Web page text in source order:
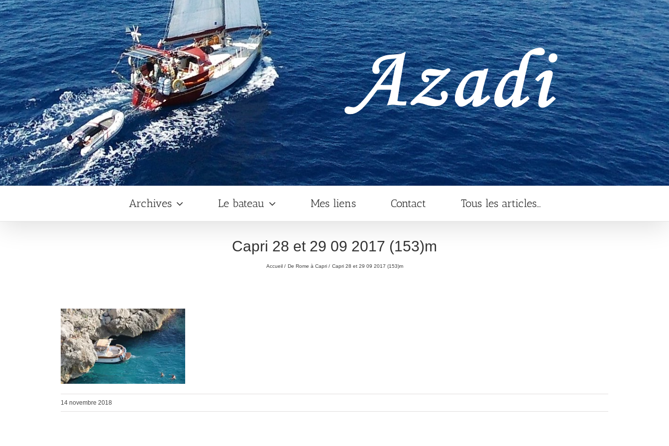
Archives Le bateau Mes liens Contact Tous les articles…
Capri 28 et 29 09 2017 (153)m
Accueil De Rome à Capri Capri 28 et 29 09 2017 (153)m
14 novembre 2018